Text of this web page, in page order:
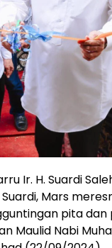
Ir. H. Suardi
Suardi, Mars
pita
Maulid Nabi